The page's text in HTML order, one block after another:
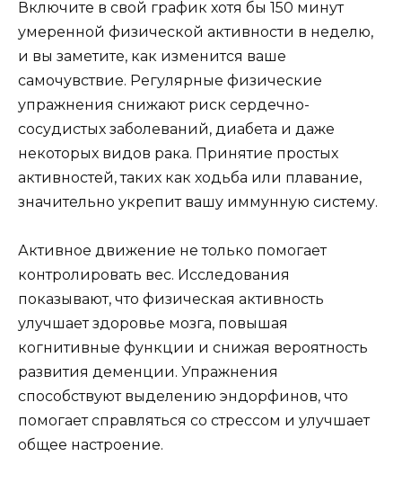
Включите в свой график хотя бы 150 минут
умеренной физической активности в неделю,
и вы заметите, как изменится ваше
самочувствие. Регулярные физические
упражнения снижают риск сердечно-
сосудистых заболеваний, диабета и даже
некоторых видов рака. Принятие простых
активностей, таких как ходьба или плавание,
значительно укрепит вашу иммунную систему.
Активное движение не только помогает
контролировать вес. Исследования
показывают, что физическая активность
улучшает здоровье мозга, повышая
когнитивные функции и снижая вероятность
развития деменции. Упражнения
способствуют выделению эндорфинов, что
помогает справляться со стрессом и улучшает
общее настроение.